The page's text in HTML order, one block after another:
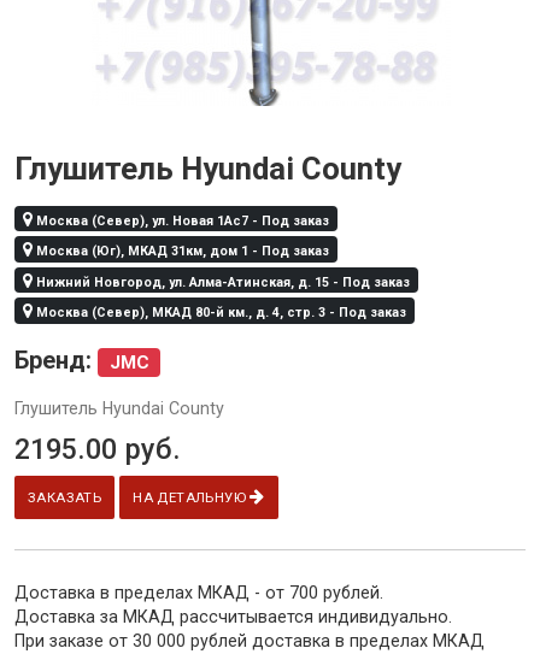
Глушитель Hyundai County
Москва (Север), ул. Новая 1Ас7 - Под заказ
Москва (Юг), МКАД 31км, дом 1 - Под заказ
Нижний Новгород, ул. Алма-Атинская, д. 15 - Под заказ
Москва (Север), МКАД 80-й км., д. 4, стр. 3 - Под заказ
Бренд: JMC
Глушитель Hyundai County
2195.00 руб.
ЗАКАЗАТЬ НА ДЕТАЛЬНУЮ
Доставка в пределах МКАД - от 700 рублей.
Доставка за МКАД рассчитывается индивидуально.
При заказе от 30 000 рублей доставка в пределах МКАД